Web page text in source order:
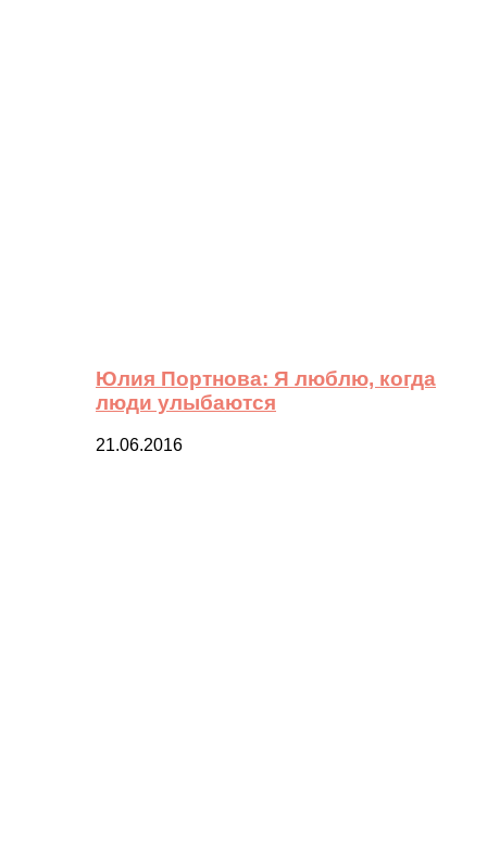
Юлия Портнова: Я люблю, когда
люди улыбаются
21.06.2016